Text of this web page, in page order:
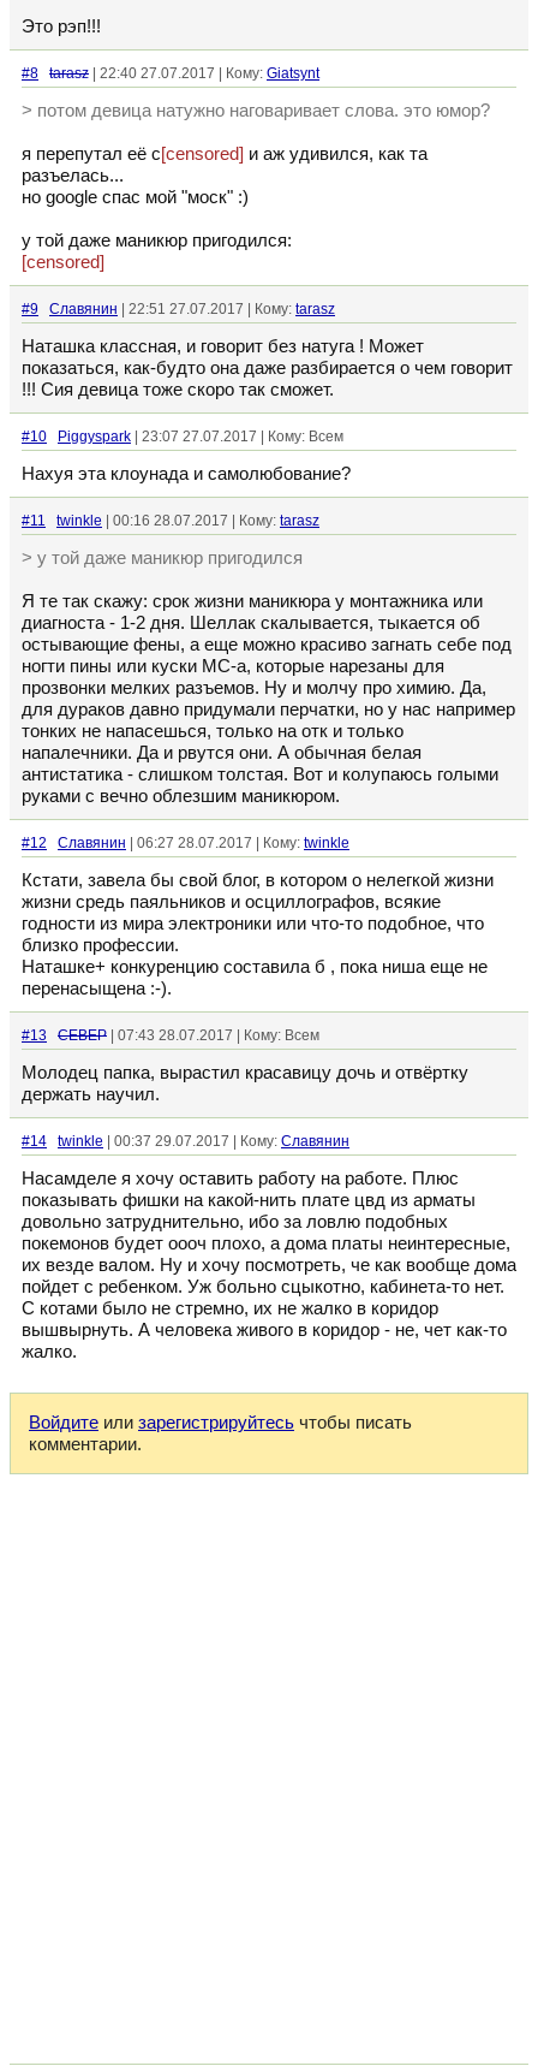
Это рэп!!!
#8 tarasz | 22:40 27.07.2017 | Кому: Giatsynt
> потом девица натужно наговаривает слова. это юмор?
я перепутал её с[censored] и аж удивился, как та
разъелась...
но google спас мой "моск" :)
у той даже маникюр пригодился:
[censored]
#9 Славянин | 22:51 27.07.2017 | Кому: tarasz
Наташка классная, и говорит без натуга ! Может
показаться, как-будто она даже разбирается о чем говорит
!!! Сия девица тоже скоро так сможет.
#10 Piggyspark | 23:07 27.07.2017 | Кому: Всем
Нахуя эта клоунада и самолюбование?
#11 twinkle | 00:16 28.07.2017 | Кому: tarasz
> у той даже маникюр пригодился
Я те так скажу: срок жизни маникюра у монтажника или
диагноста - 1-2 дня. Шеллак скалывается, тыкается об
остывающие фены, а еще можно красиво загнать себе под
ногти пины или куски МС-а, которые нарезаны для
прозвонки мелких разъемов. Ну и молчу про химию. Да,
для дураков давно придумали перчатки, но у нас например
тонких не напасешься, только на отк и только
напалечники. Да и рвутся они. А обычная белая
антистатика - слишком толстая. Вот и колупаюсь голыми
руками с вечно облезшим маникюром.
#12 Славянин | 06:27 28.07.2017 | Кому: twinkle
Кстати, завела бы свой блог, в котором о нелегкой жизни
жизни средь паяльников и осциллографов, всякие
годности из мира электроники или что-то подобное, что
близко профессии.
Наташке+ конкуренцию составила б , пока ниша еще не
перенасыщена :-).
#13 CEBEP | 07:43 28.07.2017 | Кому: Всем
Молодец папка, вырастил красавицу дочь и отвёртку
держать научил.
#14 twinkle | 00:37 29.07.2017 | Кому: Славянин
Насамделе я хочу оставить работу на работе. Плюс
показывать фишки на какой-нить плате цвд из арматы
довольно затруднительно, ибо за ловлю подобных
покемонов будет оооч плохо, а дома платы неинтересные,
их везде валом. Ну и хочу посмотреть, че как вообще дома
пойдет с ребенком. Уж больно сцыкотно, кабинета-то нет.
С котами было не стремно, их не жалко в коридор
вышвырнуть. А человека живого в коридор - не, чет как-то
жалко.
Войдите или зарегистрируйтесь чтобы писать
комментарии.